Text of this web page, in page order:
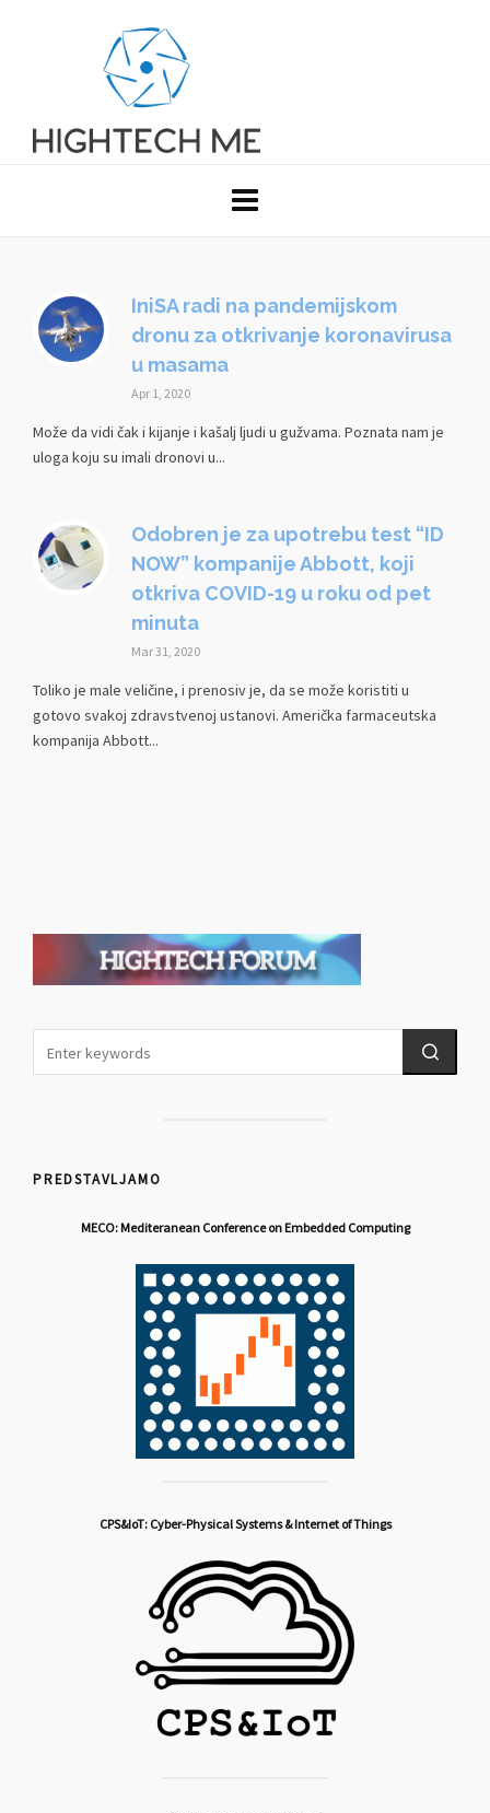
IniSA radi na pandemijskom
dronu za otkrivanje koronavirusa
u masama
Apr 1, 2020
Može da vidi čak i kijanje i kašalj ljudi u gužvama. Poznata nam je
uloga koju su imali dronovi u...
Odobren je za upotrebu test “ID
NOW” kompanije Abbott, koji
otkriva COVID-19 u roku od pet
minuta
Mar 31, 2020
Toliko je male veličine, i prenosiv je, da se može koristiti u
gotovo svakoj zdravstvenoj ustanovi. Američka farmaceutska
kompanija Abbott...
PREDSTAVLJAMO
MECO: Mediteranean Conference on Embedded Computing
CPS&IoT: Cyber-Physical Systems & Internet of Things